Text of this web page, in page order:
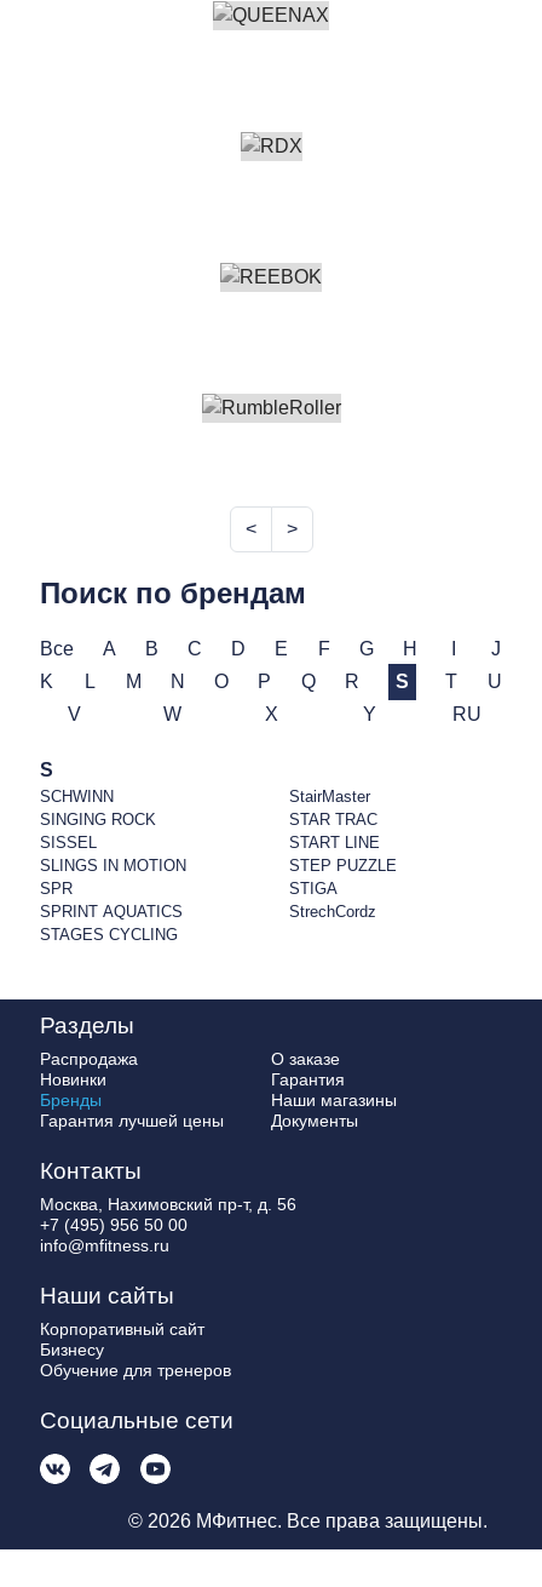
< >
Поиск по брендам
Все A B C D E F G H
J
K
L M N O P Q R S T
U
V
W X Y RU
S
SCHWINN
SINGING ROCK
SISSEL
SLINGS IN MOTION
SPR
SPRINT AQUATICS
STAGES CYCLING
StairMaster
STAR TRAC
START LINE
STEP PUZZLE
STIGA
StrechCordz
Разделы
Распродажа
Новинки
Бренды
Гарантия лучшей цены
О заказе
Гарантия
Наши магазины
Документы
Контакты
Москва, Нахимовский пр-т, д. 56
+7 (495) 956 50 00
info@mfitness.ru
Наши сайты
Корпоративный сайт
Бизнесу
Обучение для тренеров
Социальные сети
© 2026 МФитнес. Все права защищены.